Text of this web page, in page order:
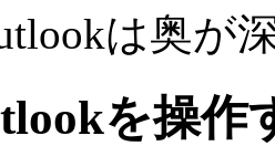
は奥が
を操作